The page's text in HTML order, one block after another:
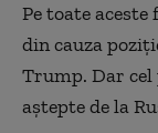
Pe toate
din cauza
Trump. Dar cel
aștepte de la